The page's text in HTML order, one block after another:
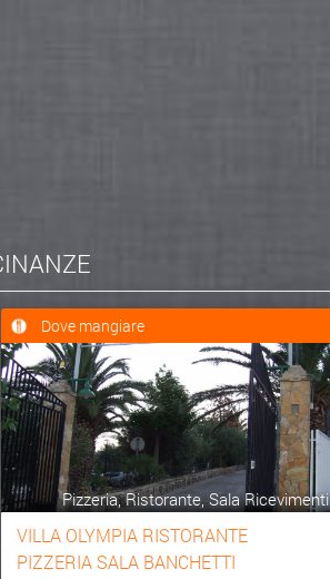
Dove mangiare
Pizzeria, Ristorante, Sala Ricevimenti
VILLA OLYMPIA RISTORANTE
PIZZERIA SALA BANCHETTI